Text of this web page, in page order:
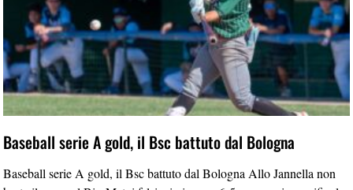
Baseball serie A gold, il Bsc battuto dal Bologna
Baseball serie A gold, il Bsc battuto dal Bologna Allo Jannella non